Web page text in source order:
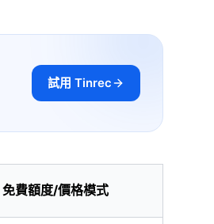
試用 Tinrec
免費額度/價格模式